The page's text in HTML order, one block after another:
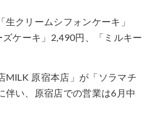
生クリームシフォンケーキ」
ケーキ」2,490円、「ミルキー
MILK 原宿本店」が「ソラマチ
伴い、原宿店での営業は6月中